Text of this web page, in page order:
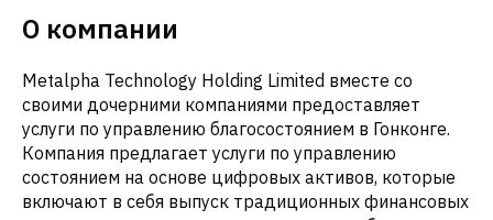
О компании
Metalpha Technology Holding Limited вместе со
своими дочерними компаниями предоставляет
услуги по управлению благосостоянием в Гонконге.
Компания предлагает услуги по управлению
состоянием на основе цифровых активов, которые
включают в себя выпуск традиционных финансовых